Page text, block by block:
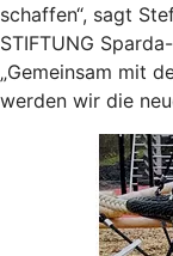
schaffen“, sagt
STIFTUNG
„Gemeinsam mit
werden wir die